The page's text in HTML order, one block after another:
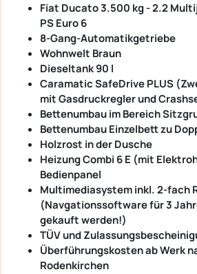
Fiat Ducato 3.500 kg - 2.2
PS Euro 6
8-Gang-Automatikgetriebe
Wohnwelt Braun
Dieseltank 90 l
Caramatic SafeDrive PLUS
mit Gasdruckregler und
Bettenumbau im Bereich
Bettenumbau Einzelbett zu
Holzrost in der Dusche
Heizung Combi 6 E (mit
Bedienpanel
Multimediasystem inkl. 2-fach
(Navgationssoftware für 3
gekauft werden!)
TÜV und
Überführungskosten ab Werk
Rodenkirchen